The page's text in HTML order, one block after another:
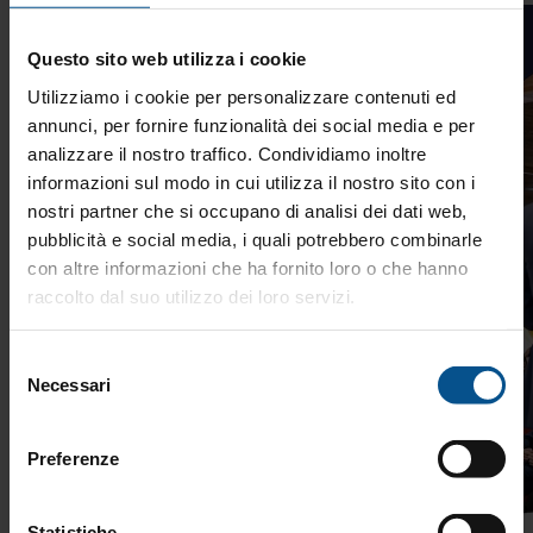
Questo sito web utilizza i cookie
Utilizziamo i cookie per personalizzare contenuti ed
annunci, per fornire funzionalità dei social media e per
analizzare il nostro traffico. Condividiamo inoltre
informazioni sul modo in cui utilizza il nostro sito con i
nostri partner che si occupano di analisi dei dati web,
pubblicità e social media, i quali potrebbero combinarle
con altre informazioni che ha fornito loro o che hanno
raccolto dal suo utilizzo dei loro servizi.
delNecessari
Preferenze